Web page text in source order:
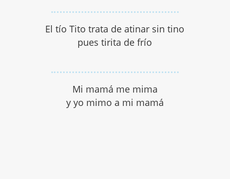
El tío Tito trata de atinar sin tino
pues tirita de frío
Mi mamá me mima
y yo mimo a mi mamá